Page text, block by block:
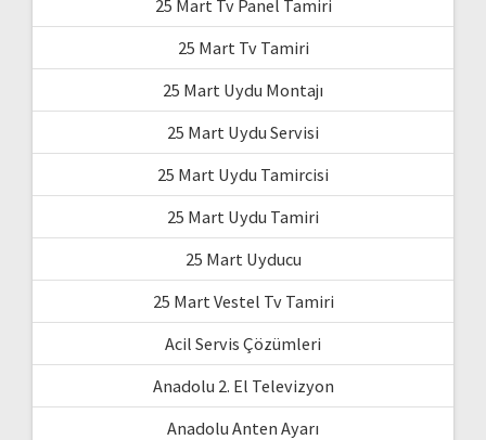
25 Mart Tv Panel Tamiri
25 Mart Tv Tamiri
25 Mart Uydu Montajı
25 Mart Uydu Servisi
25 Mart Uydu Tamircisi
25 Mart Uydu Tamiri
25 Mart Uyducu
25 Mart Vestel Tv Tamiri
Acil Servis Çözümleri
Anadolu 2. El Televizyon
Anadolu Anten Ayarı